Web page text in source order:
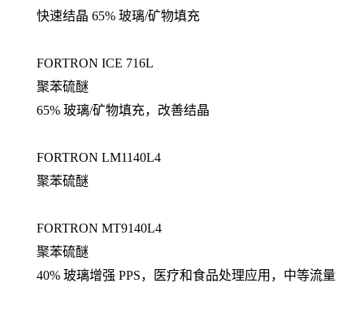
快速结晶 65% 玻璃/矿物填充
FORTRON ICE 716L
聚苯硫醚
65% 玻璃/矿物填充，改善结晶
FORTRON LM1140L4
聚苯硫醚
FORTRON MT9140L4
聚苯硫醚
40% 玻璃增强 PPS，医疗和食品处理应用，中等流量